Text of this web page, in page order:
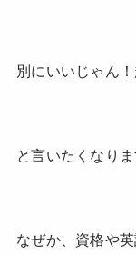
別にいいじゃん
と言いたくなりま
なぜか、資格や